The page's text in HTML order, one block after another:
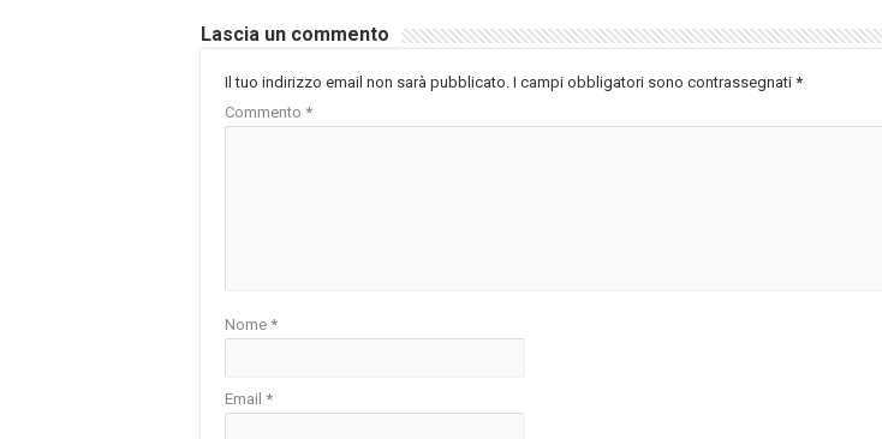
Lascia un commento
Il tuo indirizzo email non sarà pubblicato. I campi obbligatori sono contrassegnati *
Commento *
Nome *
Email *